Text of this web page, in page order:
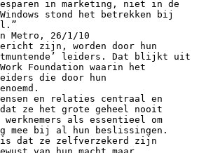
in marketing, niet in de
stond het betrekken bij
Metro, 26/1/10
zijn, worden door hun
leiders. Dat blijkt uit
Foundation waarin het
die door hun
en relaties centraal en
ze het grote geheel nooit
als essentieel om
mee bij al hun beslissingen.
is dat ze zelfverzekerd zijn